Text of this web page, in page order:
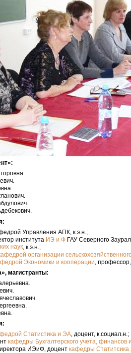
Управления АПК, к.э.н.;
института ИЭ и ФГАУ Северного
наук, к.э.н.;
организации
Экономики и кооперации , профессор,
магистранты:
Статистика и ЭА, доцент, к.социал.н.;
кафедры Бухгалтерского учета, финансов
ИЭиФ, доцент кафедры Статитсика